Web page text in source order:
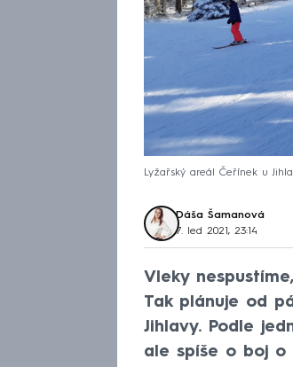
Lyžařský areál Čeřínek u
Dáša Šamanová
7. led 2021, 23:14
Vleky
Tak plánuje od
Jihlavy. Podle
ale spíše o boj o